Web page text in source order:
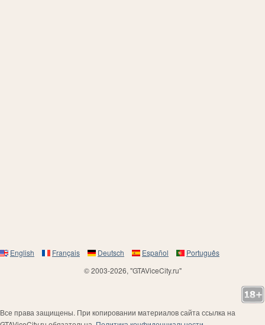
English Français Deutsch Español
Português
© 2003-2026, "GTAViceCity.ru"
Все права защищены. При копировании материалов сайта ссылка на